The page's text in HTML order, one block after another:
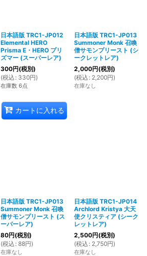
日本語版 TRC1-JP012
Elemental HERO
Prisma E・HERO プリ
ズマー (スーパーレア)
300円(税別)
(税込 : 330円)
在庫数 6点
カートに入れる
日本語版 TRC1-JP013
Summoner Monk 召喚
僧サモンプリースト (シ
ークレットレア)
2,000円(税別)
(税込 : 2,200円)
在庫なし
日本語版 TRC1-JP013
Summoner Monk 召喚
僧サモンプリースト (ス
ーパーレア)
80円(税別)
(税込 : 88円)
在庫なし
日本語版 TRC1-JP014
Archlord Kristya 大天
使クリスティア (シーク
レットレア)
2,500円(税別)
(税込 : 2,750円)
在庫なし